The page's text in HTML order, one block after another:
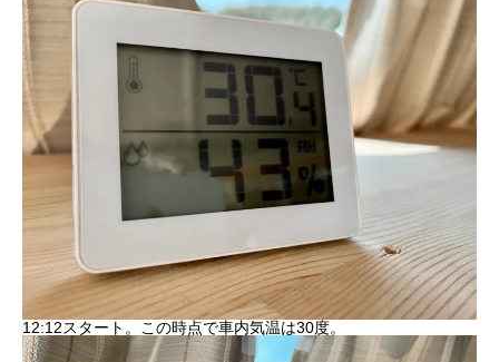
12:12スタート。この時点で車内気温は30度。